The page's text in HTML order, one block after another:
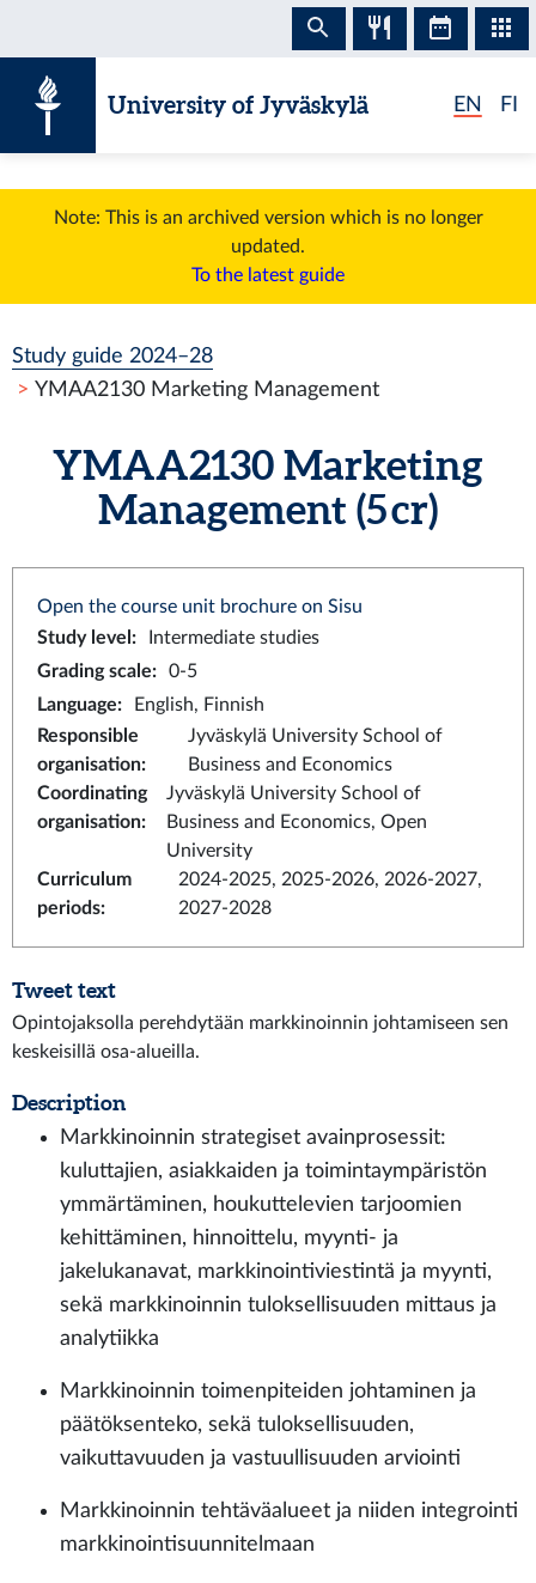
University of Jyväskylä EN FI
Note: This is an archived version which is no longer
updated.
To the latest guide
Study guide 2024–28
YMAA2130 Marketing Management
YMAA2130 Marketing
Management (5 cr)
Open the course unit brochure on Sisu
Study level :
Intermediate studies
Grading scale:
0-5
Language:
English, Finnish
Responsible
organisation:
Jyväskylä University School of
Business and Economics
Coordinating
organisation:
Jyväskylä University School of
Business and Economics, Open
University
Curriculum
periods:
2024-2025, 2025-2026, 2026-2027,
2027-2028
Tweet text
Opintojaksolla perehdytään markkinoinnin johtamiseen sen
keskeisillä osa-alueilla.
Description
Markkinoinnin strategiset avainprosessit:
kuluttajien, asiakkaiden ja toimintaympäristön
ymmärtäminen, houkuttelevien tarjoomien
kehittäminen, hinnoittelu, myynti- ja
jakelukanavat, markkinointiviestintä ja myynti,
sekä markkinoinnin tuloksellisuuden mittaus ja
analytiikka
Markkinoinnin toimenpiteiden johtaminen ja
päätöksenteko, sekä tuloksellisuuden,
vaikuttavuuden ja vastuullisuuden arviointi
Markkinoinnin tehtäväalueet ja niiden integrointi
markkinointisuunnitelmaan